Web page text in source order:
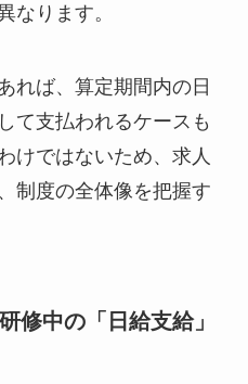
なります。
れば、算定期間内の日
て支払われるケースも
けではないため、求人
制度の全体像を把握す
修中の「日給支給」